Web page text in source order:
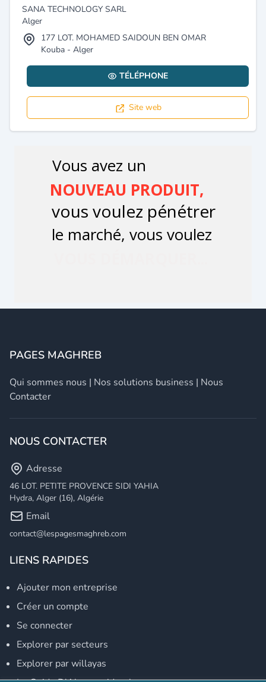
SANA TECHNOLOGY SARL
Alger
177 LOT. MOHAMED SAIDOUN BEN OMAR
Kouba - Alger
TÉLÉPHONE
Site web
PAGES MAGHREB
Qui sommes nous | Nos solutions business | Nous
Contacter
NOUS CONTACTER
Adresse
46 LOT. PETITE PROVENCE SIDI YAHIA
Hydra, Alger (16), Algérie
Email
contact@lespagesmaghreb.com
LIENS RAPIDES
Ajouter mon entreprise
Créer un compte
Se connecter
Explorer par secteurs
Explorer par willayas